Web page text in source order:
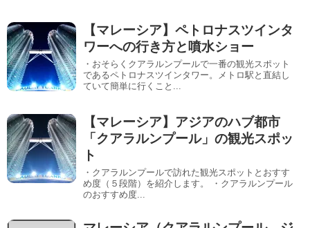
【マレーシア】ペトロナスツインタ
ワーへの行き方と噴水ショー
・おそらくクアラルンプールで一番の観光スポット
であるペトロナスツインタワー。メトロ駅と直結し
ていて簡単に行くこと...
【マレーシア】アジアのハブ都市
「クアラルンプール」の観光スポッ
ト
・クアラルンプールで訪れた観光スポットとおすす
め度（５段階）を紹介します。 ・クアラルンプール
のおすすめ度...